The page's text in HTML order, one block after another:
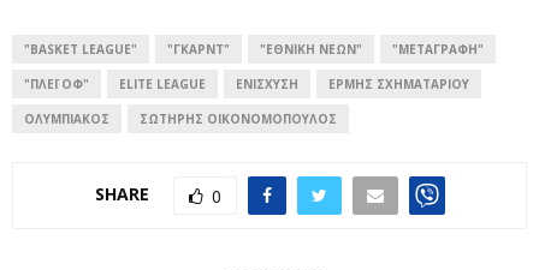
"BASKET LEAGUE" "ΓΚΑΡΝΤ" "ΕΘΝΙΚΉ ΝΈΩΝ" "ΜΕΤΑΓΡΑΦΉ"
"ΠΛΈΙ ΟΦ" ELITE LEAGUE ΕΝΊΣΧΥΣΗ ΕΡΜΉΣ ΣΧΗΜΑΤΑΡΊΟΥ
ΟΛΥΜΠΙΑΚΌΣ ΣΩΤΗΡΗΣ ΟΙΚΟΝΟΜΌΠΟΥΛΟΣ
SHARE 0